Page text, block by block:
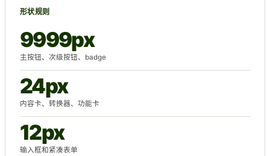
形状规则
9999px
主按钮、次级按钮、badge
24px
内容卡、转换器、功能卡
12px
输入框和紧凑表单